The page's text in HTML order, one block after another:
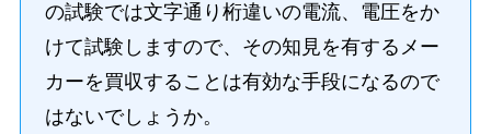
の試験では文字通り桁違いの電流、電圧をか
けて試験しますので、その知見を有するメー
カーを買収することは有効な手段になるので
はないでしょうか。